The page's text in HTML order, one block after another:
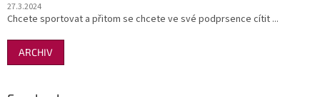
27.3.2024
Chcete sportovat a přitom se chcete ve své podprsence cítit ...
ARCHIV